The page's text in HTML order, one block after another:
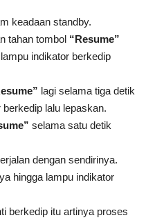
keadaan standby.
tahan tombol “Resume”
indikator berkedip
lagi selama tiga detik
lalu lepaskan.
selama satu detik
dengan sendirinya.
hingga lampu indikator
berkedip itu artinya proses